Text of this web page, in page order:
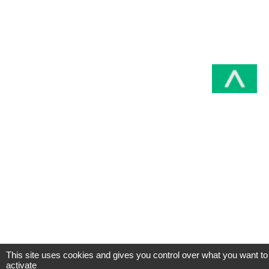
This site uses cookies and gives you control over what you want to
activate